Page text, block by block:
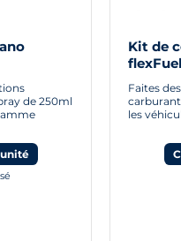
de 250ml
Kit de
Faites
les